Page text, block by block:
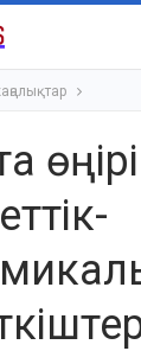
өңірі